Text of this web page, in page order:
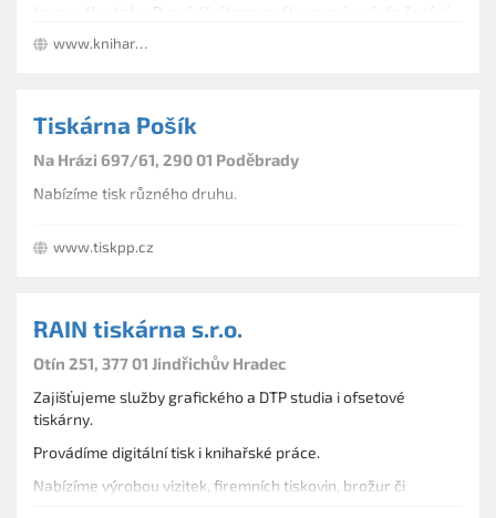
barevného tisku. Provádění laserového gravírování a řezání.
Zajištění pevné šité vazby absolventských prací,
paspartování a euroklipů. Výroba oznámení a pozvánek.
www.kniharstvijihlava.cz
Tiskárna Pošík
Na Hrázi 697/61, 290 01 Poděbrady
Nabízíme tisk různého druhu.
www.tiskpp.cz
RAIN tiskárna s.r.o.
Otín 251, 377 01 Jindřichův Hradec
Zajišťujeme služby grafického a DTP studia i ofsetové
tiskárny.
Provádíme digitální tisk i knihařské práce.
Nabízíme výrobou vizitek, firemních tiskovin, brožur či